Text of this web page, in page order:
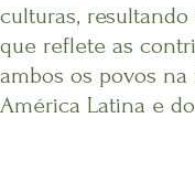
culturas,
que reflete as
ambos os povos
América Latina e